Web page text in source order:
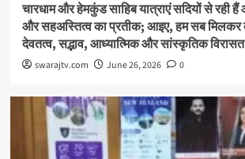
चारधाम और हेमकुंड साहिब यात्राएं सदियों से रही
और सहअस्तित्व का प्रतीक; आइए, हम सब मिलकर
देवतत्व, सद्भाव, आध्यात्मिक और सांस्कृतिक विरासत
swarajtv.com June 26, 2026 0